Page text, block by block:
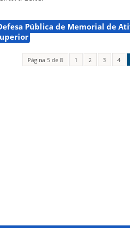
Pública de Memorial de
Página 5 de 8 1 2 3 4